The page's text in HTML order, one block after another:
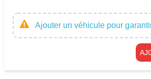
Ajouter un véhicule pour